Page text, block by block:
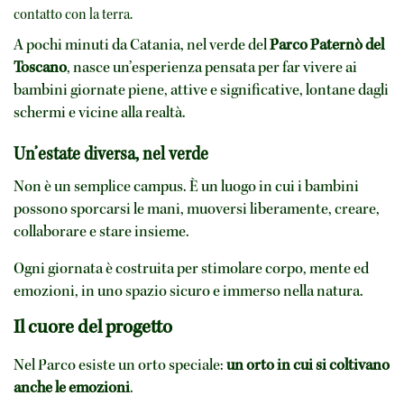
contatto con la terra.
A pochi minuti da Catania, nel verde delParco Paternò del
Toscano, nasce un’esperienza pensata per far vivere ai
bambini giornate piene, attive e significative, lontane dagli
schermi e vicine alla realtà.
Un’estate diversa, nel verde
Non è un semplice campus. È un luogo in cui i bambini
possono sporcarsi le mani, muoversi liberamente, creare,
collaborare e stare insieme.
Ogni giornata è costruita per stimolare corpo, mente ed
emozioni, in uno spazio sicuro e immerso nella natura.
Il cuore del progetto
Nel Parco esiste un orto speciale:un orto in cui si coltivano
anche le emozioni.